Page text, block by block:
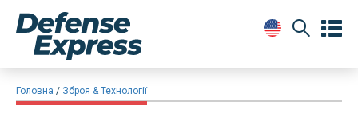
Головна Зброя & Технології